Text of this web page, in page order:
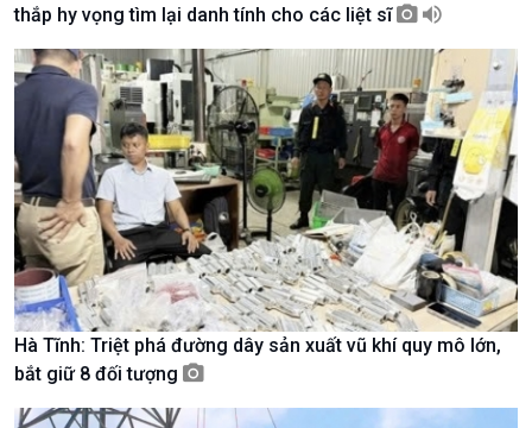
Giới thiệu
Thời sự
Thời sự 6h
Thời sự 12h
Thời sự 18h
Thời sự 21h30
Bản tin
Chuyên mục
Theo dòng Thời sự
thắp hy vọng tìm lại danh tính cho các liệt sĩ
Hà Tĩnh: Triệt phá đường dây sản xuất vũ khí quy mô lớn,
bắt giữ 8 đối tượng